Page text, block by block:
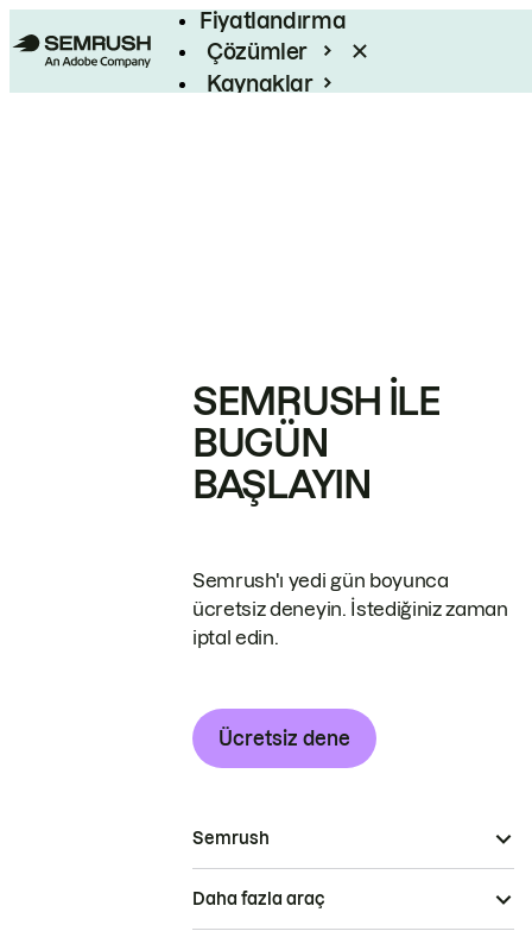
Fiyatlandırma
Çözümler
Kaynaklar
SEMRUSH ILE
BUGÜN
BAŞLAYIN
Semrush'ı yedi gün boyunca
ücretsiz deneyin. İstediğiniz zaman
iptal edin.
Ücretsiz dene
Semrush
Daha fazla araç